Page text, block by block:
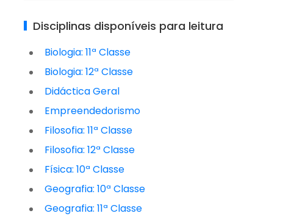
Disciplinas disponíveis para leitura
Biologia: 11ª Classe
Biologia: 12ª Classe
Didáctica Geral
Empreendedorismo
Filosofia: 11ª Classe
Filosofia: 12ª Classe
Física: 10ª Classe
Geografia: 10ª Classe
Geografia: 11ª Classe